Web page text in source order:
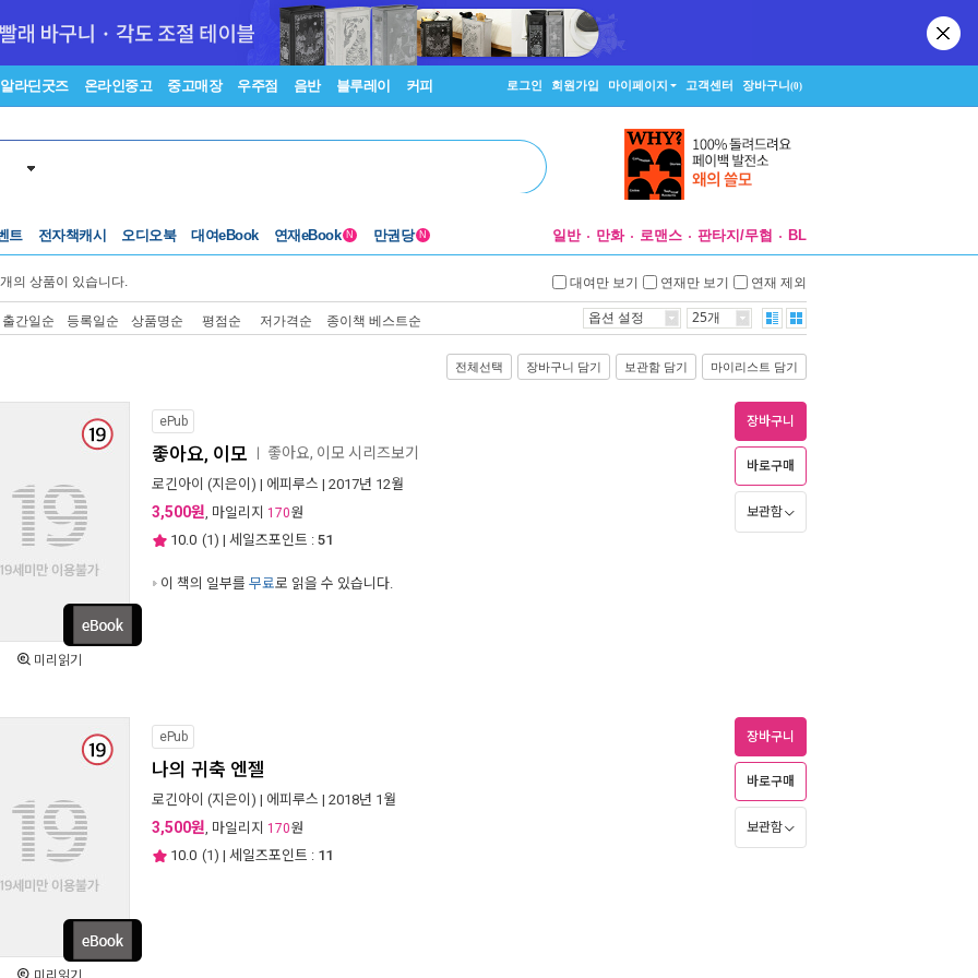
알라딘굿즈 온라인중고 중고매장 우주점 음반 블루레이 커피 로그인 회원가입 마이페이지 고객센터 장바구니(0)
트 전자책캐시 오디오북 대여eBook 연재eBook N 만권당 N 일반 만화 로맨스 판타지/무협 BL
개의 상품이 있습니다. 대여만 보기 연재만 보기 연재 제외
출간일순 등록일순 상품명순 평점순 저가격순 종이책 베스트순 옵션 설정 25개
전체선택 장바구니 담기 보관함 담기 마이리스트 담기
미리읽기
ePub
좋아요, 이모 좋아요, 이모 시리즈보기
로긴아이 (지은이) | 에피루스 | 2017년 12월
3,500원, 마일리지 170원
10.0 (1) | 세일즈포인트 : 51
이 책의 일부를 무료로 읽을 수 있습니다.
장바구니
바로구매
보관함
ePub
나의 귀축 엔젤
로긴아이 (지은이) | 에피루스 | 2018년 1월
3,500원, 마일리지 170원
10.0 (1) | 세일즈포인트 : 11
장바구니
바로구매
보관함